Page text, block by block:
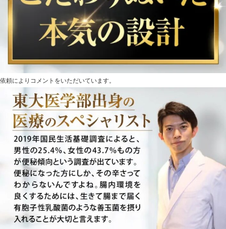
依頼によりコメントをいただいています。